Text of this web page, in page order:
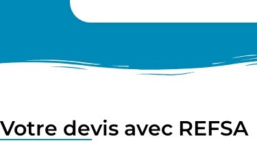
Votre devis avec REFSA